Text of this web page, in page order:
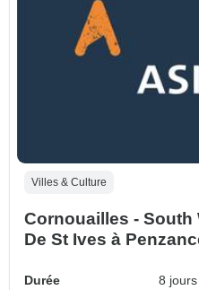
Villes & Culture
Cornouailles - South
De St Ives à
Durée
8 jours